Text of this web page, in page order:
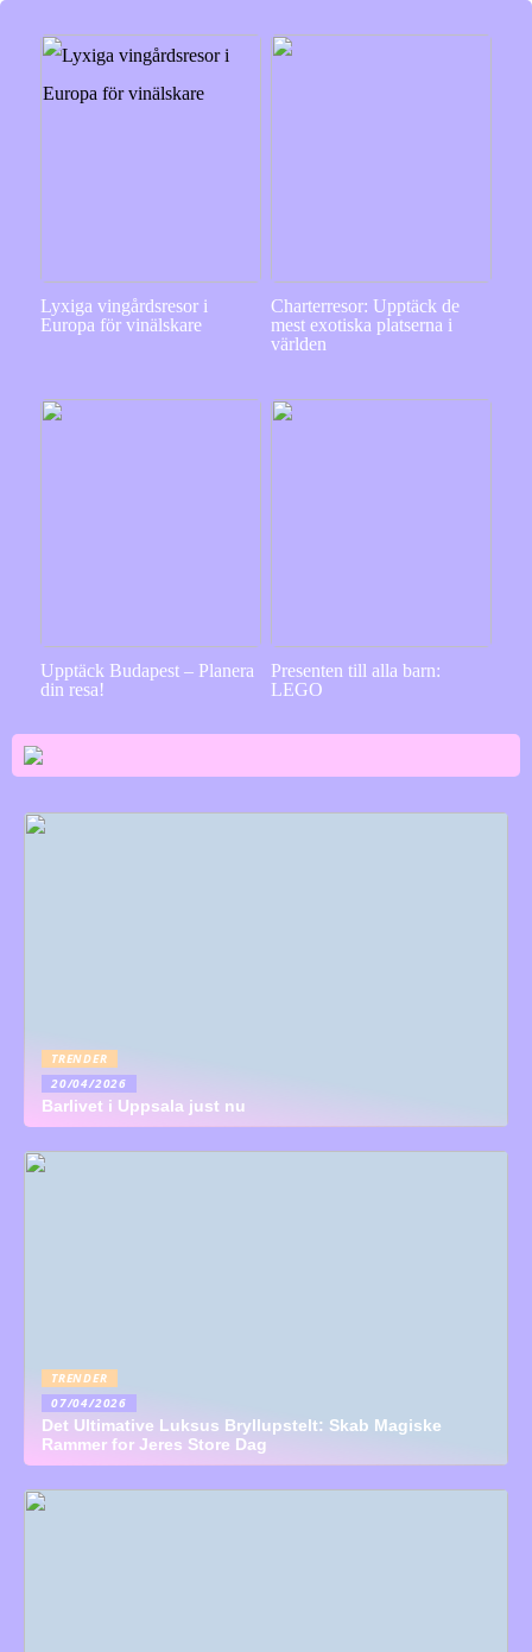
Lyxiga vingårdsresor i
Europa för vinälskare
Charterresor: Upptäck de
mest exotiska platserna i
världen
Upptäck Budapest – Planera
din resa!
Presenten till alla barn:
LEGO
TRENDER
20/04/2026
Barlivet i Uppsala just nu
TRENDER
07/04/2026
Det Ultimative Luksus Bryllupstelt: Skab Magiske
Rammer for Jeres Store Dag